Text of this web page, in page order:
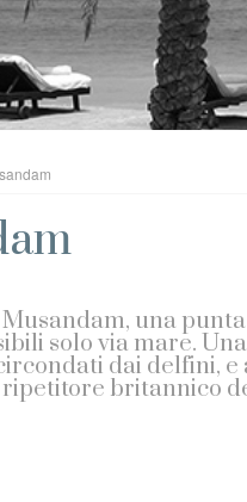
una
solo via mare.
dai delfini,
britannico